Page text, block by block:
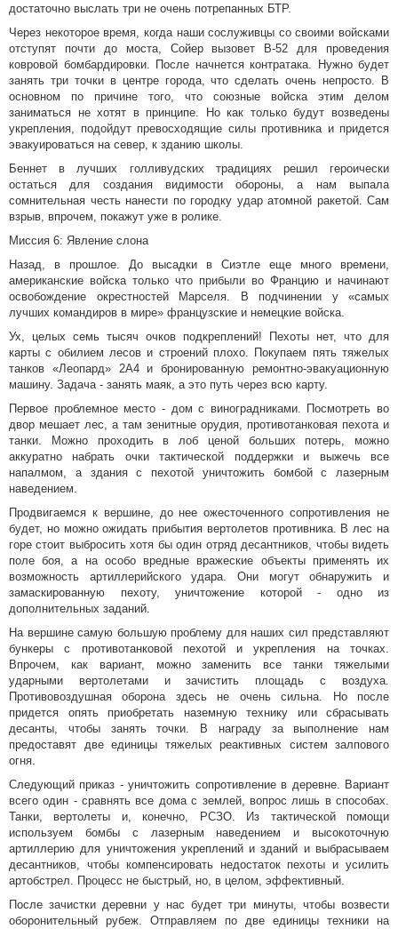
достаточно выслать три не очень потрепанных БТР.
Через некоторое время, когда наши сослуживцы со своими войсками
отступят почти до моста, Сойер вызовет В-52 для проведения
ковровой бомбардировки. После начнется контратака. Нужно будет
занять три точки в центре города, что сделать очень непросто. В
основном по причине того, что союзные войска этим делом
заниматься не хотят в принципе. Но как только будут возведены
укрепления, подойдут превосходящие силы противника и придется
эвакуироваться на север, к зданию школы.
Беннет в лучших голливудских традициях решил героически
остаться для создания видимости обороны, а нам выпала
сомнительная честь нанести по городку удар атомной ракетой. Сам
взрыв, впрочем, покажут уже в ролике.
Миссия 6: Явление слона
Назад, в прошлое. До высадки в Сиэтле еще много времени,
американские войска только что прибыли во Францию и начинают
освобождение окрестностей Марселя. В подчинении у «самых
лучших командиров в мире» французские и немецкие войска.
Ух, целых семь тысяч очков подкреплений! Пехоты нет, что для
карты с обилием лесов и строений плохо. Покупаем пять тяжелых
танков «Леопард» 2А4 и бронированную ремонтно-эвакуационную
машину. Задача - занять маяк, а это путь через всю карту.
Первое проблемное место - дом с виноградниками. Посмотреть во
двор мешает лес, а там зенитные орудия, противотанковая пехота и
танки. Можно проходить в лоб ценой больших потерь, можно
аккуратно набрать очки тактической поддержки и выжечь все
напалмом, а здания с пехотой уничтожить бомбой с лазерным
наведением.
Продвигаемся к вершине, до нее ожесточенного сопротивления не
будет, но можно ожидать прибытия вертолетов противника. В лес на
горе стоит выбросить хотя бы один отряд десантников, чтобы видеть
поле боя, а на особо вредные вражеские объекты применять их
возможность артиллерийского удара. Они могут обнаружить и
замаскированную пехоту, уничтожение которой - одно из
дополнительных заданий.
На вершине самую большую проблему для наших сил представляют
бункеры с противотанковой пехотой и укрепления на точках.
Впрочем, как вариант, можно заменить все танки тяжелыми
ударными вертолетами и зачистить площадь с воздуха.
Противовоздушная оборона здесь не очень сильна. Но после
придется опять приобретать наземную технику или сбрасывать
десанты, чтобы занять точки. В награду за выполнение нам
предоставят две единицы тяжелых реактивных систем залпового
огня.
Следующий приказ - уничтожить сопротивление в деревне. Вариант
всего один - сравнять все дома с землей, вопрос лишь в способах.
Танки, вертолеты и, конечно, РСЗО. Из тактической помощи
используем бомбы с лазерным наведением и высокоточную
артиллерию для уничтожения укреплений и зданий и выбрасываем
десантников, чтобы компенсировать недостаток пехоты и усилить
артобстрел. Процесс не быстрый, но, в целом, эффективный.
После зачистки деревни у нас будет три минуты, чтобы возвести
оборонительный рубеж. Отправляем по две единицы техники на